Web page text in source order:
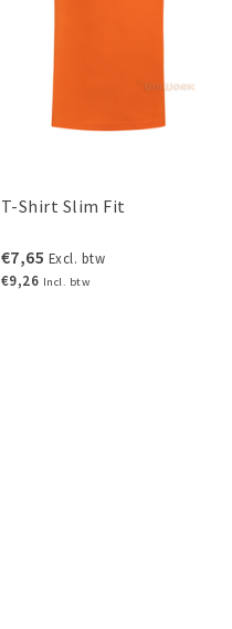
T-Shirt Slim Fit
€7,65 Excl. btw
€9,26 Incl. btw